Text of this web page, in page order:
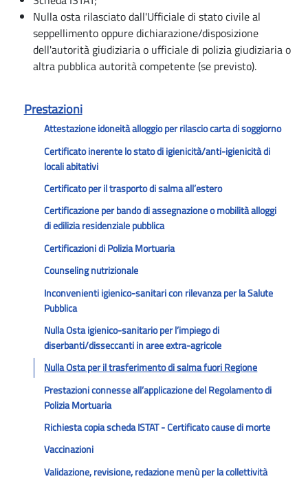
Prestazioni
Attestazione idoneità alloggio per rilascio carta di soggiorno
Certificato inerente lo stato di igienicità/anti-igienicità di
locali abitativi
Certificato per il trasporto di salma all’estero
Certificazione per bando di assegnazione o mobilità alloggi
di edilizia residenziale pubblica
Certificazioni di Polizia Mortuaria
Counseling nutrizionale
Inconvenienti igienico-sanitari con rilevanza per la Salute
Pubblica
Nulla Osta igienico-sanitario per l’impiego di
diserbanti/disseccanti in aree extra-agricole
Nulla Osta per il trasferimento di salma fuori Regione
Prestazioni connesse all’applicazione del Regolamento di
Polizia Mortuaria
Richiesta copia scheda ISTAT - Certificato cause di morte
Vaccinazioni
Validazione, revisione, redazione menù per la collettività
Nulla osta rilasciato dall'Ufficiale di stato civile al
seppellimento oppure dichiarazione/disposizione
dell'autorità giudiziaria o ufficiale di polizia giudiziaria o
altra pubblica autorità competente (se previsto).